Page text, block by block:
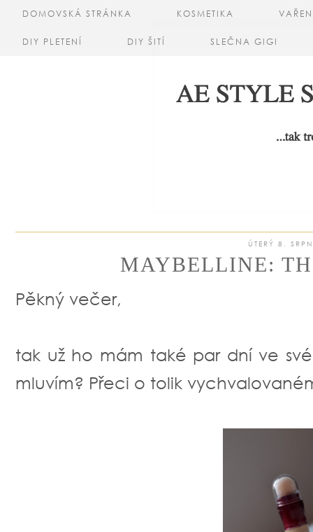
DOMOVSKÁ STRÁNKA KOSMETIKA
DIY PLETENÍ DIY ŠITÍ SLEČNA GIGI
ÚTERÝ 8.
MAYBELLINE:
Pěkný večer,
tak už ho mám také par dní ve
mluvím? Přeci o tolik